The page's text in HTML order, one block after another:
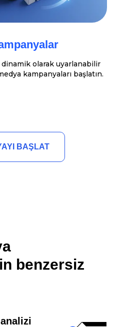
olarak uyarlanabilir
kampanyaları başlatın.
BAŞLAT
benzersiz